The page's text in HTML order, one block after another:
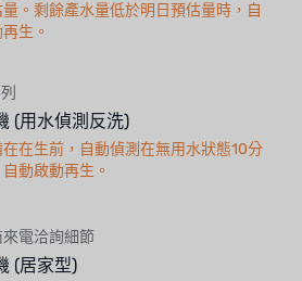
量。剩餘產水量低於明日預估量時，自
生。
(用水偵測反洗)
在在生前，自動偵測在無用水狀態10分
動啟動再生。
電洽詢細節
(居家型)